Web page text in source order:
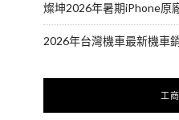
燦坤2026年暑期iPhone原
2026年台灣機車最新機車
工